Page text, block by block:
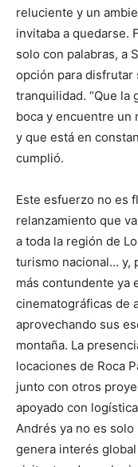
reluciente y un
invitaba a quedarse.
solo con palabras, a
opción para disfrutar
tranquilidad. “Que la
boca y encuentre un
y que está en
cumplió.
Este esfuerzo no es
relanzamiento que
a toda la región de
turismo nacional… y,
más contundente ya
cinematográficas de
aprovechando sus
montaña. La
locaciones de Roca
junto con otros
apoyado con
Andrés ya no es solo
genera interés